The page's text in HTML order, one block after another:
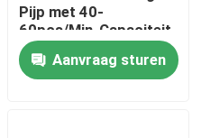
Pijp met 40-
60pcs/Min-Capaciteit
Aanvraag sturen